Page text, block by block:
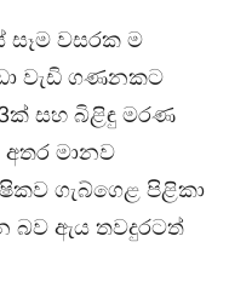
වසරක ම
වැඩි ගණනකට
සහ බිළිඳු මරණ
මානව
ගැබ්ගෙළ පිළිකා
බව ඇය තවදුරටත්